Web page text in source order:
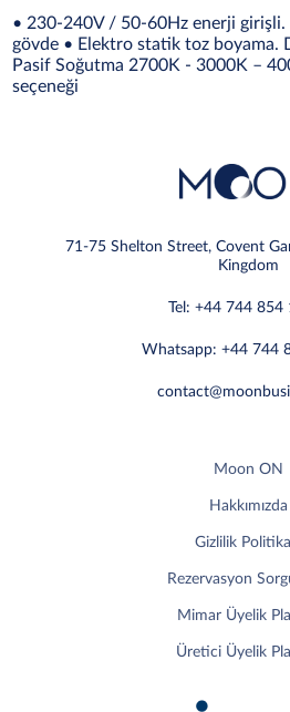
• 230-240V / 50-60Hz enerji
gövde • Elektro statik toz boyama.
Pasif Soğutma 2700K - 3000K –
seçeneği
71-75 Shelton Street, Covent
Kingdom
Tel: +44 744 854
Whatsapp: +44 744
Moon ON
Hakkımızda
Gizlilik
Rezervasyon
Mimar Üyelik
Üretici Üyelik